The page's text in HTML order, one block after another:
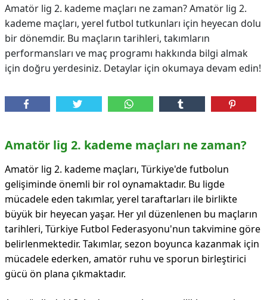
Amatör lig 2. kademe maçları ne zaman? Amatör lig 2.
kademe maçları, yerel futbol tutkunları için heyecan dolu
bir dönemdir. Bu maçların tarihleri, takımların
performansları ve maç programı hakkında bilgi almak
için doğru yerdesiniz. Detaylar için okumaya devam edin!
Amatör lig 2. kademe maçları ne zaman?
Amatör lig 2. kademe maçları, Türkiye'de futbolun
gelişiminde önemli bir rol oynamaktadır. Bu ligde
mücadele eden takımlar, yerel taraftarları ile birlikte
büyük bir heyecan yaşar. Her yıl düzenlenen bu maçların
tarihleri, Türkiye Futbol Federasyonu'nun takvimine göre
belirlenmektedir. Takımlar, sezon boyunca kazanmak için
mücadele ederken, amatör ruhu ve sporun birleştirici
gücü ön plana çıkmaktadır.